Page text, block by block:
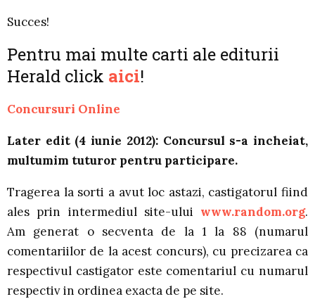
Succes!
Pentru mai multe carti ale editurii
Herald click aici!
Concursuri Online
Later edit (4 iunie 2012): Concursul s-a incheiat,
multumim tuturor pentru participare.
Tragerea la sorti a avut loc astazi, castigatorul fiind
ales prin intermediul site-ului www.random.org.
Am generat o secventa de la 1 la 88 (numarul
comentariilor de la acest concurs), cu precizarea ca
respectivul castigator este comentariul cu numarul
respectiv in ordinea exacta de pe site.